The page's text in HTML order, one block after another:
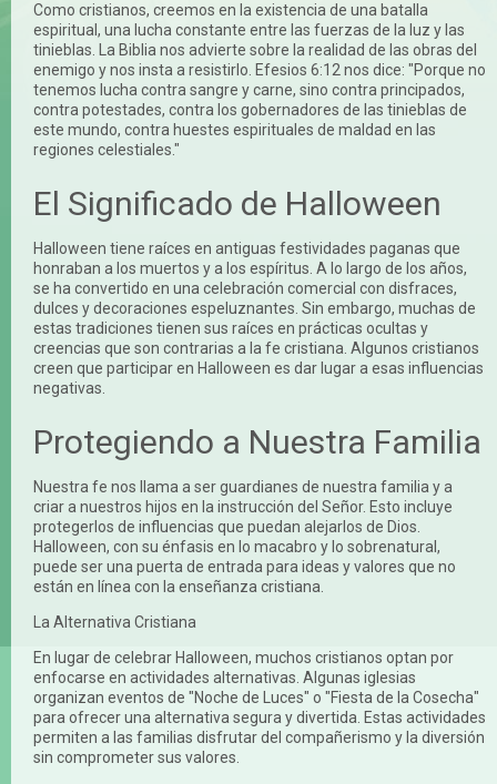
Como cristianos, creemos en la existencia de una batalla
espiritual, una lucha constante entre las fuerzas de la luz y las
tinieblas. La Biblia nos advierte sobre la realidad de las obras del
enemigo y nos insta a resistirlo. Efesios 6:12 nos dice: "Porque no
tenemos lucha contra sangre y carne, sino contra principados,
contra potestades, contra los gobernadores de las tinieblas de
este mundo, contra huestes espirituales de maldad en las
regiones celestiales."
El Significado de Halloween
Halloween tiene raíces en antiguas festividades paganas que
honraban a los muertos y a los espíritus. A lo largo de los años,
se ha convertido en una celebración comercial con disfraces,
dulces y decoraciones espeluznantes. Sin embargo, muchas de
estas tradiciones tienen sus raíces en prácticas ocultas y
creencias que son contrarias a la fe cristiana. Algunos cristianos
creen que participar en Halloween es dar lugar a esas influencias
negativas.
Protegiendo a Nuestra Familia
Nuestra fe nos llama a ser guardianes de nuestra familia y a
criar a nuestros hijos en la instrucción del Señor. Esto incluye
protegerlos de influencias que puedan alejarlos de Dios.
Halloween, con su énfasis en lo macabro y lo sobrenatural,
puede ser una puerta de entrada para ideas y valores que no
están en línea con la enseñanza cristiana.
La Alternativa Cristiana
En lugar de celebrar Halloween, muchos cristianos optan por
enfocarse en actividades alternativas. Algunas iglesias
organizan eventos de "Noche de Luces" o "Fiesta de la Cosecha"
para ofrecer una alternativa segura y divertida. Estas actividades
permiten a las familias disfrutar del compañerismo y la diversión
sin comprometer sus valores.